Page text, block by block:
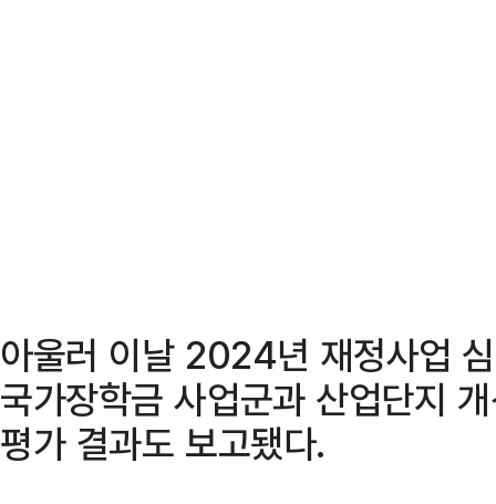
아울러 이날 2024년 재정사업
국가장학금 사업군과 산업단지
평가 결과도 보고됐다.